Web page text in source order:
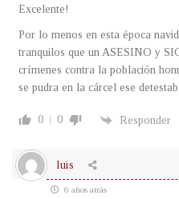
Excelente!
Por lo menos en esta época
tranquilos que un ASESINO y
crímenes contra la población
se pudra en la cárcel ese
0 0 Responder
luis
6 años atrás